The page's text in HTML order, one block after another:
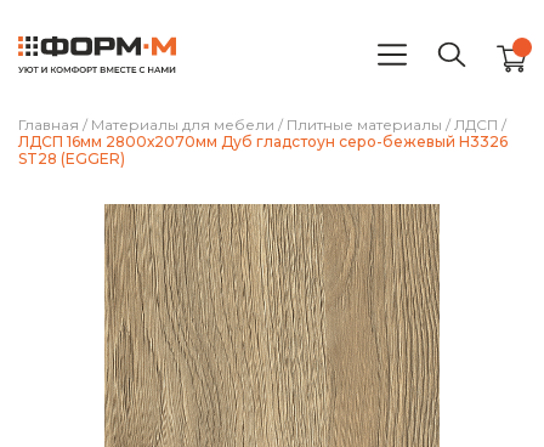
Главная / Материалы для мебели / Плитные материалы / ЛДСП /
ЛДСП 16мм 2800х2070мм Дуб гладстоун серо-бежевый H3326
ST28 (EGGER)